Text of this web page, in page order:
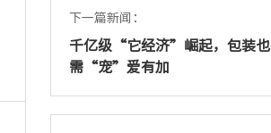
下一篇新闻：
千亿级“它经济”崛起，包装也
需“宠”爱有加